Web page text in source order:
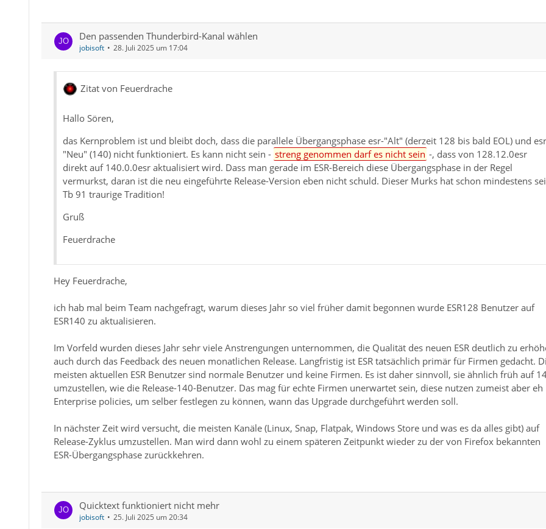
Den passenden Thunderbird-Kanal wählen
jobisoft 28. Juli 2025 um 17:04
Zitat von Feuerdrache
Hallo Sören,
das Kernproblem ist und bleibt doch, dass die parallele Übergangsphase esr-"Alt" (derzeit 128 bis bald EOL) und
"Neu" (140) nicht funktioniert. Es kann nicht sein - streng genommen darf es nicht sein -, dass von 128.12.0esr
direkt auf 140.0.0esr aktualisiert wird. Dass man gerade im ESR-Bereich diese Übergangsphase in der Regel
vermurkst, daran ist die neu eingeführte Release-Version eben nicht schuld. Dieser Murks hat schon mindestens
Tb 91 traurige Tradition!
Gruß
Feuerdrache
Hey Feuerdrache,
ich hab mal beim Team nachgefragt, warum dieses Jahr so viel früher damit begonnen wurde ESR128 Benutzer auf
ESR140 zu aktualisieren.
Im Vorfeld wurden dieses Jahr sehr viele Anstrengungen unternommen, die Qualität des neuen ESR deutlich zu
auch durch das Feedback des neuen monatlichen Release. Langfristig ist ESR tatsächlich primär für Firmen gedacht.
meisten aktuellen ESR Benutzer sind normale Benutzer und keine Firmen. Es ist daher sinnvoll, sie ähnlich früh auf
umzustellen, wie die Release-140-Benutzer. Das mag für echte Firmen unerwartet sein, diese nutzen zumeist aber eh
Enterprise policies, um selber festlegen zu können, wann das Upgrade durchgeführt werden soll.
In nächster Zeit wird versucht, die meisten Kanäle (Linux, Snap, Flatpak, Windows Store und was es da alles gibt) auf
Release-Zyklus umzustellen. Man wird dann wohl zu einem späteren Zeitpunkt wieder zu der von Firefox bekannten
ESR-Übergangsphase zurückkehren.
Quicktext funktioniert nicht mehr
jobisoft 25. Juli 2025 um 20:34